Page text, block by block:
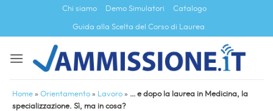
contenuti
Chi siamo Demo Simulatori Catalogo
Guida alla Scelta del Corso di Laurea
Home » Orientamento » Lavoro » … e dopo la laurea in Medicina, la
specializzazione. Sì, ma in cosa?